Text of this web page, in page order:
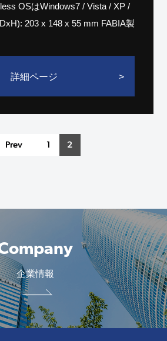
OSはWindows7 / Vista / XP /
203 x 148 x 55 mm FABIA製
詳細ページ
Prev 1 2
企業情報